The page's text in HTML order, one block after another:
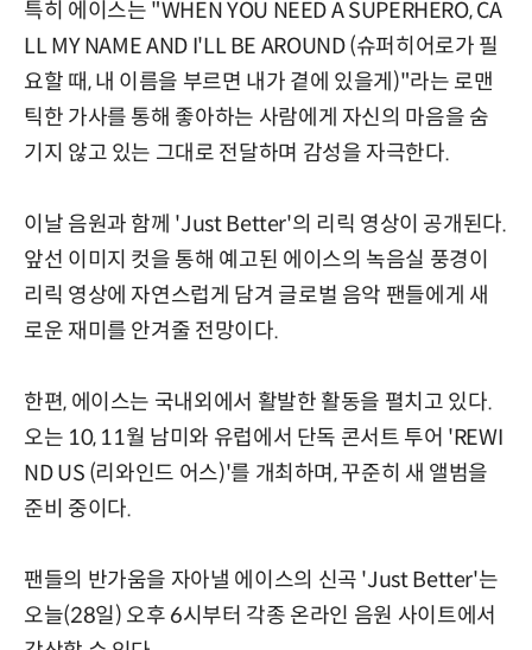
특히 에이스는 "WHEN YOU NEED A SUPERHERO, CA
LL MY NAME AND I'LL BE AROUND (슈퍼히어로가 필
요할 때, 내 이름을 부르면 내가 곁에 있을게)"라는 로맨
틱한 가사를 통해 좋아하는 사람에게 자신의 마음을 숨
기지 않고 있는 그대로 전달하며 감성을 자극한다.
이날 음원과 함께 'Just Better'의 리릭 영상이 공개된다.
앞선 이미지 컷을 통해 예고된 에이스의 녹음실 풍경이
리릭 영상에 자연스럽게 담겨 글로벌 음악 팬들에게 새
로운 재미를 안겨줄 전망이다.
한편, 에이스는 국내외에서 활발한 활동을 펼치고 있다.
오는 10, 11월 남미와 유럽에서 단독 콘서트 투어 'REWI
ND US (리와인드 어스)'를 개최하며, 꾸준히 새 앨범을
준비 중이다.
팬들의 반가움을 자아낼 에이스의 신곡 'Just Better'는
오늘(28일) 오후 6시부터 각종 온라인 음원 사이트에서